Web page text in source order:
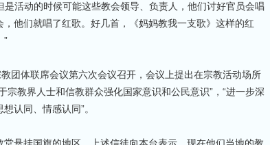
是活动的时候可能这些教会领导、负责人，他们讨好官员会唱
他们就唱了红歌。好几首，《妈妈教我一支歌》这样的红
”
团体联席会议第六次会议召开，会议上提出在宗教活动场所
宗教界人士和信教群众强化国家意识和公民意识”，“进一步深
认同、情感认同”。